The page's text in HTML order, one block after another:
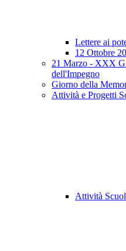
Lettere ai
12 Ottobre
21 Marzo - XXX
dell'Impegno
Giorno della
Attività e Progetti
Attività